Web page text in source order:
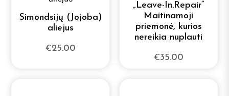
Simondsijų (Jojoba)
aliejus
€25.00
„Leave-In.Repair“
Maitinamoji
priemonė, kurios
nereikia nuplauti
€35.00
Kategorija